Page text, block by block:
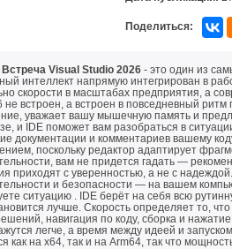
Поделиться:
Visual Studio 2026 - это один из
интеллект напрямую интегрирован в
скорости в масштабах предприятия, а
не встроен, а встроен в повседневный
уважает вашу мышечную память и
и IDE поможет вам разобраться в
документации и комментариев вашему
поскольку редактор адаптирует
вам не придется гадать —
приходят с уверенностью, а не с
и безопасности — на вашем
ситуацию . IDE берёт на себя всю
лучше. Скорость определяет то,
навигация по коду, сборка и
легче, а время между идеей и
как на x64, так и на Arm64, так что